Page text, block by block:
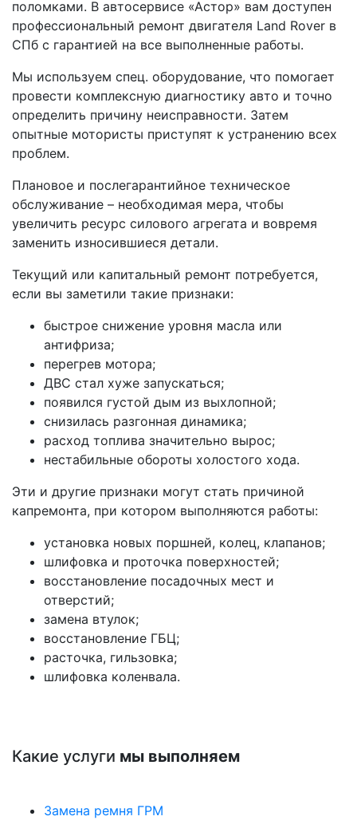
поломками. В автосервисе «Астор» вам доступен
профессиональный ремонт двигателя Land Rover в
СПб с гарантией на все выполненные работы.
Мы используем спец. оборудование, что помогает
провести комплексную диагностику авто и точно
определить причину неисправности. Затем
опытные мотористы приступят к устранению всех
проблем.
Плановое и послегарантийное техническое
обслуживание – необходимая мера, чтобы
увеличить ресурс силового агрегата и вовремя
заменить износившиеся детали.
Текущий или капитальный ремонт потребуется,
если вы заметили такие признаки:
быстрое снижение уровня масла или
антифриза;
перегрев мотора;
ДВС стал хуже запускаться;
появился густой дым из выхлопной;
снизилась разгонная динамика;
расход топлива значительно вырос;
нестабильные обороты холостого хода.
Эти и другие признаки могут стать причиной
капремонта, при котором выполняются работы:
установка новых поршней, колец, клапанов;
шлифовка и проточка поверхностей;
восстановление посадочных мест и
отверстий;
замена втулок;
восстановление ГБЦ;
расточка, гильзовка;
шлифовка коленвала.
Какие услуги мы выполняем
Замена ремня ГРМ